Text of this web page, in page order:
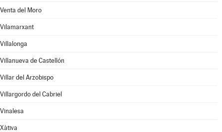
Venta del Moro
Vilamarxant
Villalonga
Villanueva de Castellón
Villar del Arzobispo
Villargordo del Cabriel
Vinalesa
Xàtiva